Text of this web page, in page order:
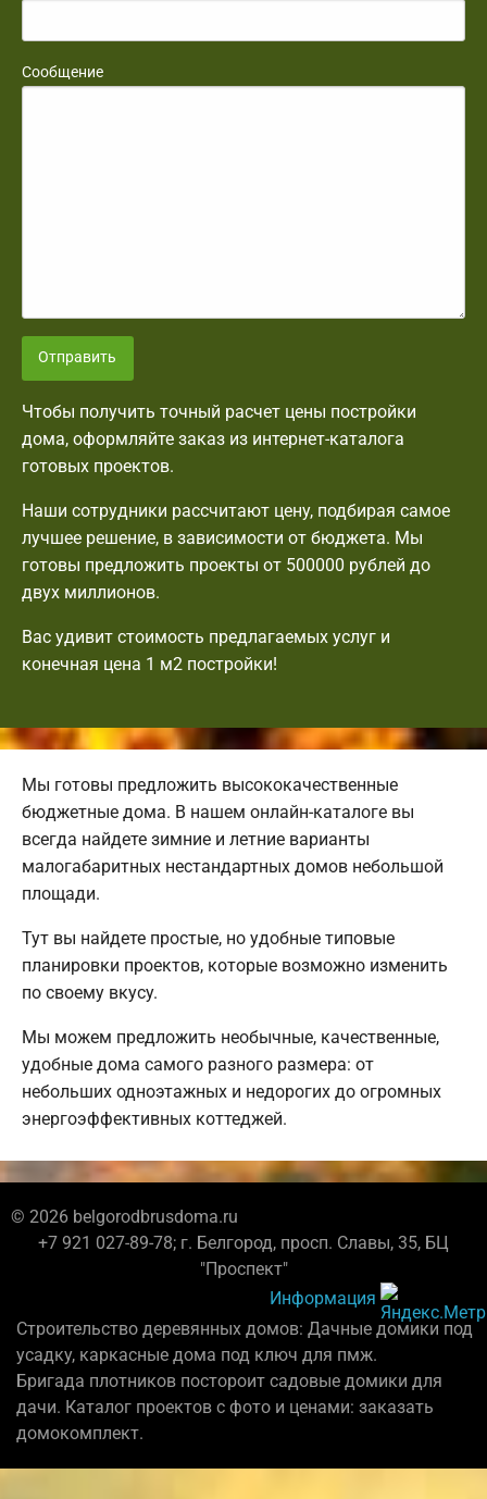
Сообщение
Отправить
Чтобы получить точный расчет цены постройки
дома, оформляйте заказ из интернет-каталога
готовых проектов.
Наши сотрудники рассчитают цену, подбирая самое
лучшее решение, в зависимости от бюджета. Мы
готовы предложить проекты от 500000 рублей до
двух миллионов.
Вас удивит стоимость предлагаемых услуг и
конечная цена 1 м2 постройки!
Мы готовы предложить высококачественные
бюджетные дома. В нашем онлайн-каталоге вы
всегда найдете зимние и летние варианты
малогабаритных нестандартных домов небольшой
площади.
Тут вы найдете простые, но удобные типовые
планировки проектов, которые возможно изменить
по своему вкусу.
Мы можем предложить необычные, качественные,
удобные дома самого разного размера: от
небольших одноэтажных и недорогих до огромных
энергоэффективных коттеджей.
© 2026 belgorodbrusdoma.ru
+7 921 027-89-78; г. Белгород, просп. Славы, 35, БЦ
"Проспект"
Информация
Строительство деревянных домов: Дачные домики под
усадку, каркасные дома под ключ для пмж.
Бригада плотников постороит садовые домики для
дачи. Каталог проектов с фото и ценами: заказать
домокомплект.